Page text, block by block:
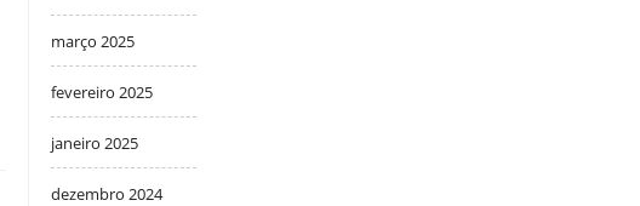
março 2025
fevereiro 2025
janeiro 2025
dezembro 2024